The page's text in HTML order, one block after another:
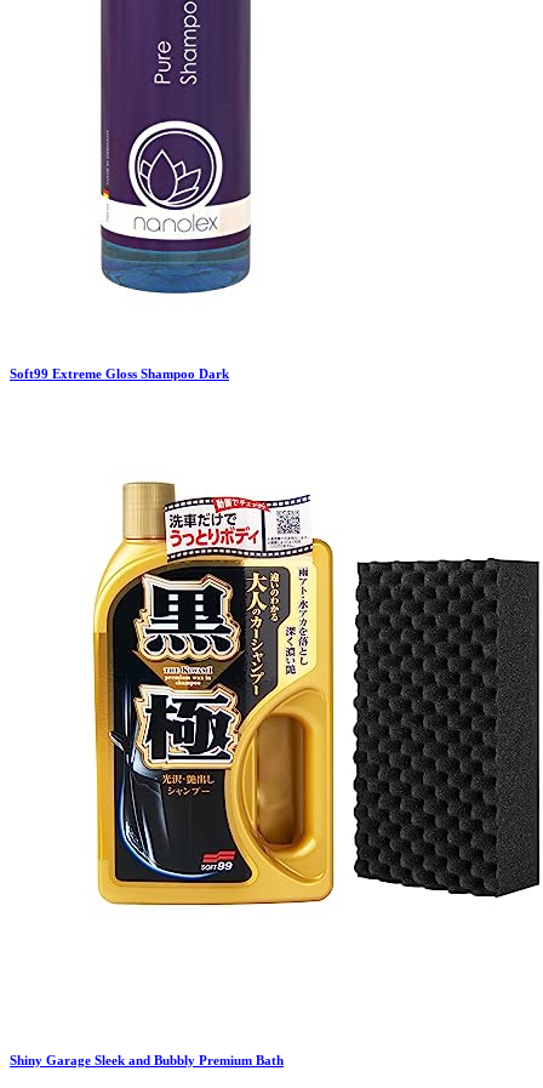
Soft99 Extreme Gloss Shampoo Dark
Shiny Garage Sleek and Bubbly Premium Bath